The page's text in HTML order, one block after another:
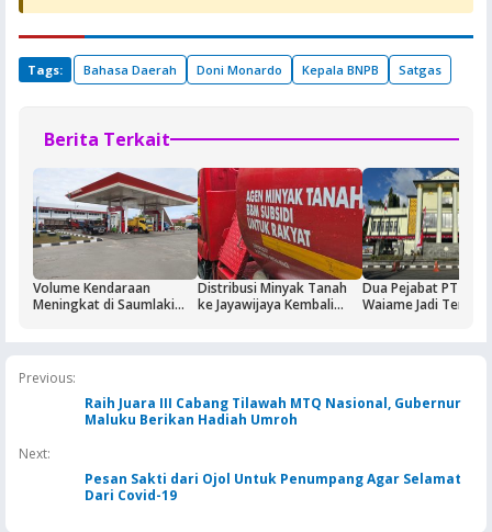
Tags: Bahasa Daerah Doni Monardo Kepala BNPB Satgas
Berita Terkait
Volume Kendaraan
Meningkat di Saumlaki
Jaga Keandalan Suplai
BBM
Distribusi Minyak Tanah
ke Jayawijaya Kembali
Dua Pejabat PT Dok
Waiame Jadi
Previous:
Raih Juara III Cabang Tilawah MTQ Nasional, Gubernur
Maluku Berikan Hadiah Umroh
Next:
Pesan Sakti dari Ojol Untuk Penumpang Agar Selamat
Dari Covid-19